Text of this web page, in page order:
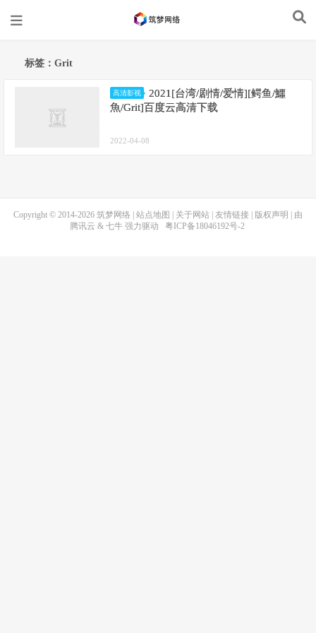
标签：Grit
高清影视
2021[台湾/剧情/爱情][鳄鱼/鱷
魚/Grit]百度云高清下载
2022-04-08
Copyright © 2014-2026 筑梦网络 站点地图 关于网站 友情链接 版权声明
| 由
腾讯云 & 七牛强力驱动 粤ICP备18046192号-2